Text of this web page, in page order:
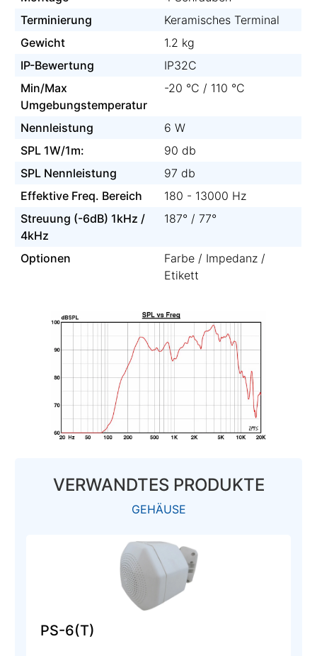
VERWANDTES PRODUKTE
GEHÄUSE
PS-6(T)
Terminierung
Keramisches Terminal
Gewicht
1.2 kg
IP-Bewertung
IP32C
Min/Max
Umgebungstemperatur
-20 °C / 110 °C
Nennleistung
6 W
SPL 1W/1m:
90 db
SPL Nennleistung
97 db
Effektive Freq. Bereich
180 - 13000 Hz
Streuung (-6dB) 1kHz /
4kHz
187° / 77°
Optionen
Farbe / Impedanz /
Etikett